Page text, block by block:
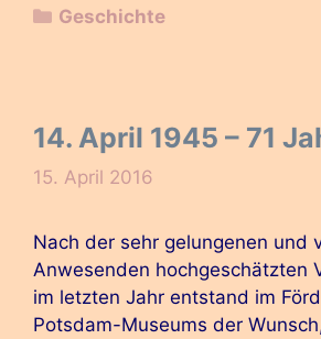
Kategorien
Geschichte
14. April 1945 – 71
15. April 2016
Nach der sehr gelungenen und
Anwesenden hochgeschätzten
im letzten Jahr entstand im
Potsdam-Museums der